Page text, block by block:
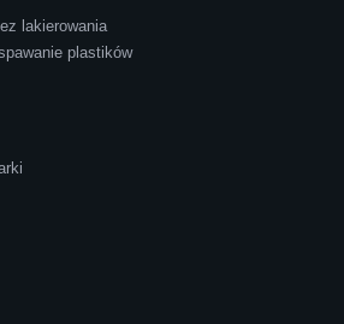
szybka i bardzo miła
lakierowania
plastików